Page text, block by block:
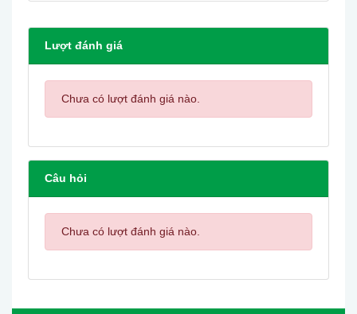
Lượt đánh giá
Chưa có lượt đánh giá nào.
Câu hỏi
Chưa có lượt đánh giá nào.